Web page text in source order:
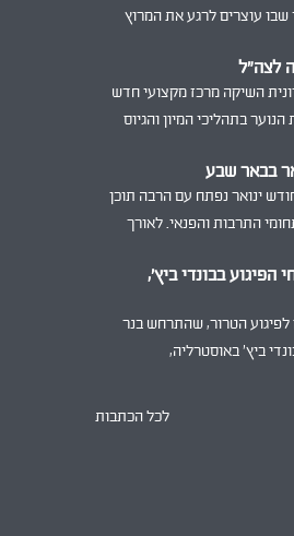
שבו עוצרים לרגע את המרוץ
לצה"ל
השיקה מרכז מקצועי חדש
הנוער בתהליכי המיון והגיוס
ומידע מקצועי.
בבאר שבע
וחודש ינואר נפתח עם הרבה תוכן
התרבות והפנאי. לאורך
בכל מוקדי החברה.
הפיגוע בבונדי ביץ’,
הטרור, שהתרחש בנר
ביץ’ באוסטרליה,
נועד לבטא הזדהות,
לכל הכתבות